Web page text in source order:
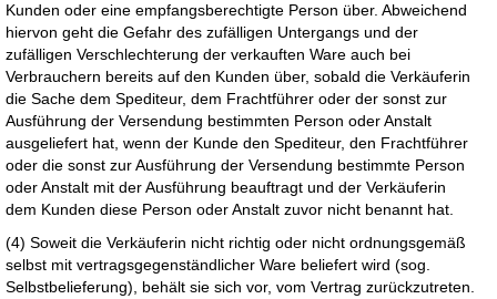
Kunden oder eine empfangsberechtigte Person über. Abweichend
hiervon geht die Gefahr des zufälligen Untergangs und der
zufälligen Verschlechterung der verkauften Ware auch bei
Verbrauchern bereits auf den Kunden über, sobald die Verkäuferin
die Sache dem Spediteur, dem Frachtführer oder der sonst zur
Ausführung der Versendung bestimmten Person oder Anstalt
ausgeliefert hat, wenn der Kunde den Spediteur, den Frachtführer
oder die sonst zur Ausführung der Versendung bestimmte Person
oder Anstalt mit der Ausführung beauftragt und der Verkäuferin
dem Kunden diese Person oder Anstalt zuvor nicht benannt hat.
(4) Soweit die Verkäuferin nicht richtig oder nicht ordnungsgemäß
selbst mit vertragsgegenständlicher Ware beliefert wird (sog.
Selbstbelieferung), behält sie sich vor, vom Vertrag zurückzutreten.